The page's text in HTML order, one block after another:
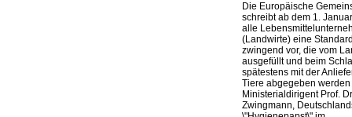
Die Europäische
schreibt ab dem 1.
alle
(Landwirte) eine
zwingend vor, die vom
ausgefüllt und beim
spätestens mit der
Tiere abgegeben werden
Ministerialdirigent Prof.
Zwingmann,